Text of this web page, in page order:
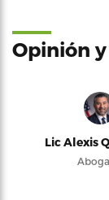
Opinión
Lic Alexis